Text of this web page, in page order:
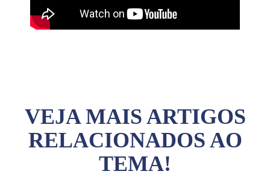
VEJA MAIS ARTIGOS
RELACIONADOS AO
TEMA!